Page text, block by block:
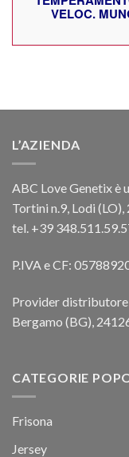
L’AZIENDA
ABC Love Genetix è
Tortini n.9, Lodi
tel. +39
P.IVA e CF:
Provider
Bergamo (BG),
CATEGORIE
Frisona
Jersey